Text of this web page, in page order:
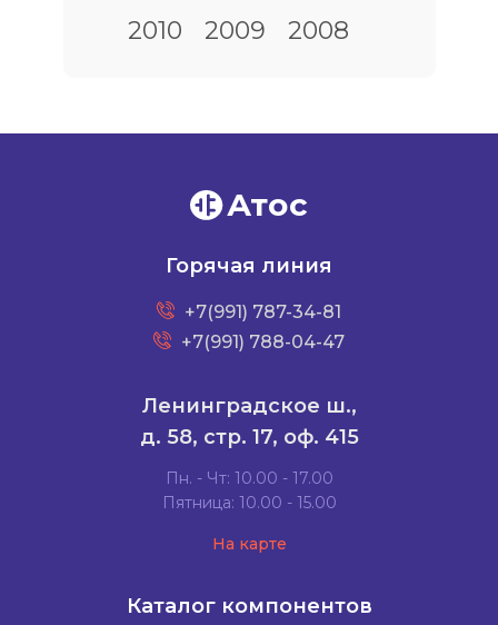
2010
2009 2008
Атос
Горячая линия
+7(991) 787-34-81
+7(991) 788-04-47
Ленинградское ш.,
д. 58, стр. 17, оф. 415
Пн. - Чт: 10.00 - 17.00
Пятница: 10.00 - 15.00
На карте
Каталог компонентов